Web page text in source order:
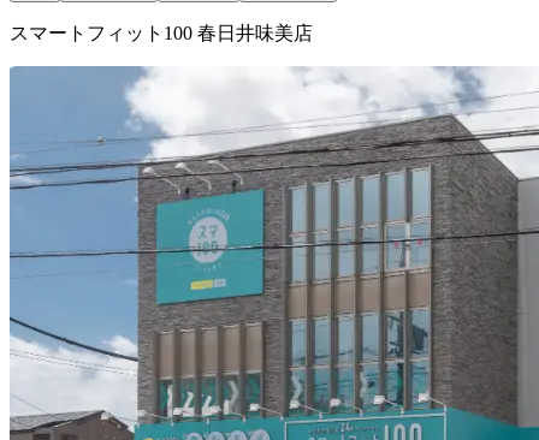
スマートフィット100 春日井味美店